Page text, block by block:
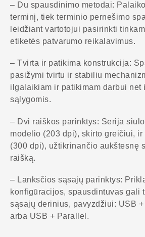
– Du spausdinimo metodai:
terminį, tiek terminio pernešimo
leidžiant vartotojui pasirinkti
etiketės patvarumo reikalavimus.
– Tvirta ir patikima konstrukcija:
pasižymi tvirtu ir stabiliu
ilgalaikiam ir patikimam darbui net
sąlygomis.
– Dvi raiškos parinktys: Serija
modelio (203 dpi), skirto greičiui, ir
(300 dpi), užtikrinančio aukštesnę
raišką.
– Lanksčios sąsajų parinktys:
konfigūracijos, spausdintuvas gali
sąsajų derinius, pavyzdžiui: USB
arba USB + Parallel.